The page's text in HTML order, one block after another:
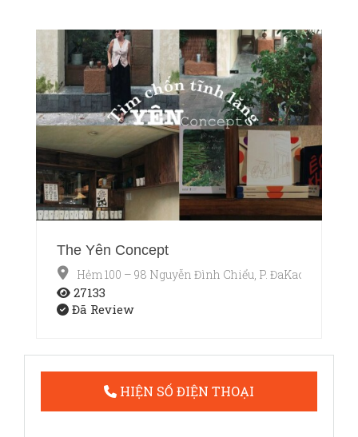
The Yên Concept
Hẻm 100 – 98 Nguyễn Đình Chiểu, P. ĐaKao, Quận 1,
27133
Đã Review
HIỆN SỐ ĐIỆN THOẠI